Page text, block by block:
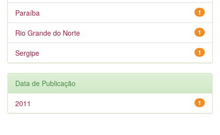
1
Paraíba
1
Rio Grande do Norte
1
Sergipe
Data de Publicação
1
2011